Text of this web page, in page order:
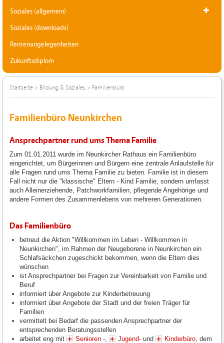
Soziales (allgemein)
Soziales (downloads)
Rentenangelegenheiten
Zukunftsdiplom
Startseite > Bildung & Soziales > Familienbüro
Familienbüro Neunkirchen
Ansprechpartner rund ums Thema Familie
Zum 01.01.2011 wurde im Neunkircher Rathaus ein Familienbüro
eingerichtet, um Bürgerinnen und Bürgern eine zentrale Anlaufstelle für
alle Fragen rund ums Thema Familie zu bieten. Familie ist in diesem
Fall nicht nur die "klassische" Eltern - Kind Familie, sondern umfasst
auch Alleinerziehende, Patchworkfamilien, pflegende Angehörige und
andere Formen des Zusammenlebens von mehreren Generationen.
Das Familienbüro
betreut die Aktion "Willkommen im Leben - Willkommen in
Neunkirchen", im Rahmen der Neugeborene in Neunkirchen ein
Schlafsäckchen zugeschickt bekommen, wenn die Eltern dies
wünschen
ist Ansprechpartner bei Fragen zur Vereinbarkeit von Familie und
Beruf
informiert über Angebote zur Kinderbetreuung
informiert über Angebote der Stadt und der freien Träger für
Familien
vermittelt bei Bedarf die passenden Ansprechpartner der
entsprechenden Beratungsstellen
arbeitet eng mit
Senioren -, Jugend- und Kinderbüro , dem